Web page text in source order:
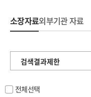
소장자료외부기관 자료
검색결과제한
전체선택